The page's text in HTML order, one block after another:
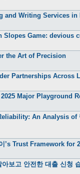
and Writing Services in
Slopes Game: devious
the Art of Precision
Partnerships Across
2025 Major Playground
An Analysis of
’s Trust Framework for
보고 안전한 대출 신청